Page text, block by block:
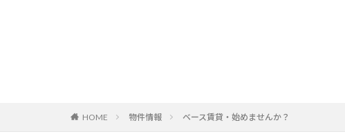
HOME 物件情報 ベース賃貸・始めませんか？